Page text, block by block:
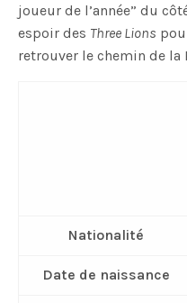
joueur de l’année” du
espoir des Three Lions
retrouver le chemin de la
Nationalité
Date de naissance